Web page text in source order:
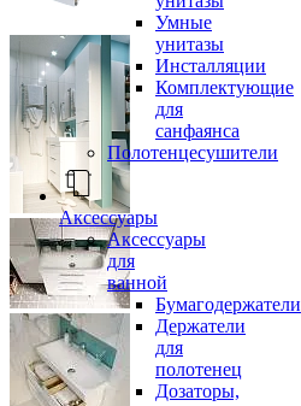
Умные
унитазы
Инсталляции
Комплектующие
для
санфаянса
Полотенцесушители
Аксессуары
Аксессуары
для
ванной
Бумагодержатели
Держатели
для
полотенец
Дозаторы,